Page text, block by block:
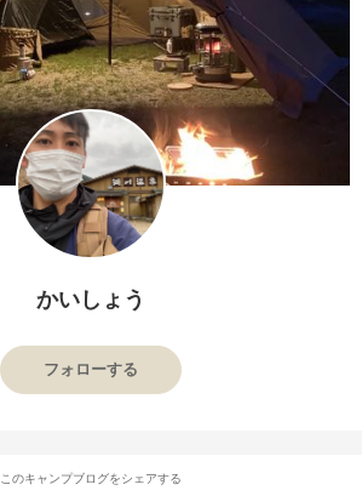
かいしょう
フォローする
このキャンプブログをシェアする